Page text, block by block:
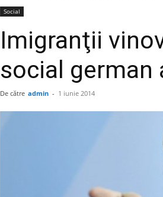
Social
Imigranţii
social german
De către admin - 1 iunie 2014